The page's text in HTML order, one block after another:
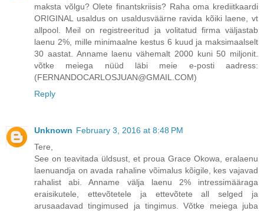
maksta võlgu? Olete finantskriisis? Raha oma krediitkaardi
ORIGINAL usaldus on usaldusväärne ravida kõiki laene, vt
allpool. Meil on registreeritud ja volitatud firma väljastab
laenu 2%, mille minimaalne kestus 6 kuud ja maksimaalselt
30 aastat. Anname laenu vähemalt 2000 kuni 50 miljonit.
võtke meiega nüüd läbi meie e-posti aadress:
(FERNANDOCARLOSJUAN@GMAIL.COM)
Reply
Unknown February 3, 2016 at 8:48 PM
Tere,
See on teavitada üldsust, et proua Grace Okowa, eralaenu
laenuandja on avada rahaline võimalus kõigile, kes vajavad
rahalist abi. Anname välja laenu 2% intressimääraga
eraisikutele, ettevõtetele ja ettevõtete all selged ja
arusaadavad tingimused ja tingimus. Võtke meiega juba